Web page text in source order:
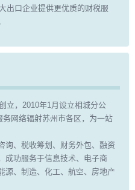
出口企业提供更优质的财税服
立，2010年1月设立相城分公
网络辐射苏州市各区，为一站
询、税收筹划、财务外包、融资
成功服务于信息技术、电子商
源、制造、化工、航空、房地产